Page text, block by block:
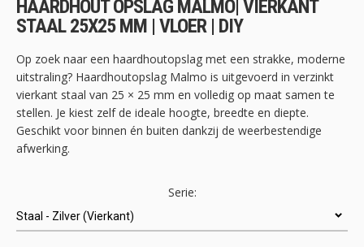
de
afbeeldingen-
HAARDHOUT OPSLAG MALMO| VIERKANT
STAAL 25X25 MM | VLOER | DIY
Op zoek naar een haardhoutopslag met een strakke, moderne
uitstraling? Haardhoutopslag Malmo is uitgevoerd in verzinkt
vierkant staal van 25 × 25 mm en volledig op maat samen te
stellen. Je kiest zelf de ideale hoogte, breedte en diepte.
Geschikt voor binnen én buiten dankzij de weerbestendige
afwerking.
Serie: